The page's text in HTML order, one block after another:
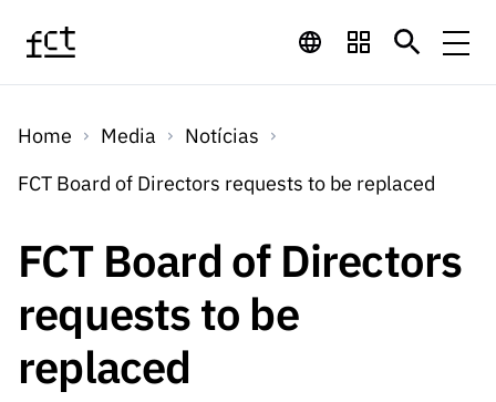
Financiamento
Programas de
Internacional
Prémios
LINKS
Bolsas
Concursos
Concursos
Concursos Abertos
Concursos Previstos
Concursos Fechados
LINKS
Serviços
ServiçosServiços digitais:
Tecnologia para o
Media
Home Media
Notícias
FCT Board of Directors requests to be replaced
FCT Board of Directors
requests to be
replaced